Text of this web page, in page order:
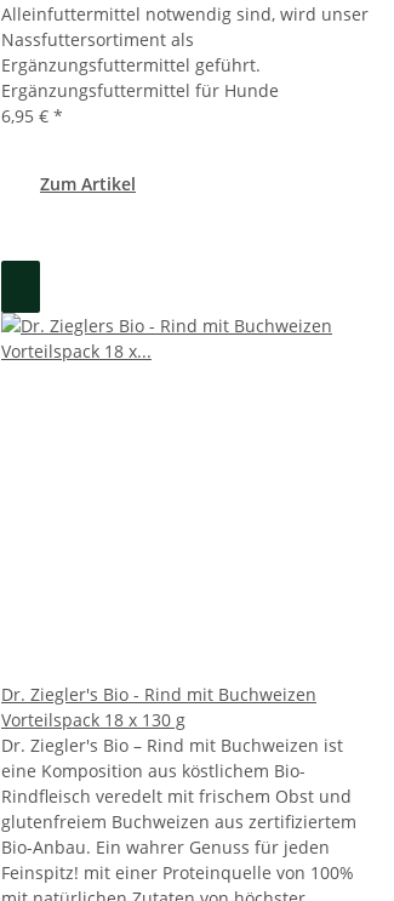
Alleinfuttermittel notwendig sind, wird unser
Nassfuttersortiment als
Ergänzungsfuttermittel geführt.
Ergänzungsfuttermittel für Hunde
6,95 € *
Zum Artikel
Dr. Ziegler's Bio - Rind mit Buchweizen
Vorteilspack 18 x 130 g
Dr. Ziegler's Bio – Rind mit Buchweizen ist
eine Komposition aus köstlichem Bio-
Rindfleisch veredelt mit frischem Obst und
glutenfreiem Buchweizen aus zertifiziertem
Bio-Anbau. Ein wahrer Genuss für jeden
Feinspitz! mit einer Proteinquelle von 100%